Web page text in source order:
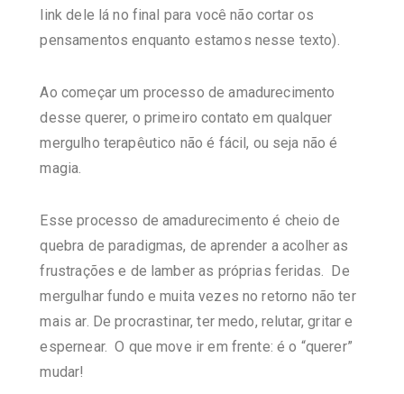
link dele lá no final para você não cortar os
pensamentos enquanto estamos nesse texto).
Ao começar um processo de amadurecimento
desse querer, o primeiro contato em qualquer
mergulho terapêutico não é fácil, ou seja não é
magia.
Esse processo de amadurecimento é cheio de
quebra de paradigmas, de aprender a acolher as
frustrações e de lamber as próprias feridas. De
mergulhar fundo e muita vezes no retorno não ter
mais ar. De procrastinar, ter medo, relutar, gritar e
espernear. O que move ir em frente: é o “querer”
mudar!